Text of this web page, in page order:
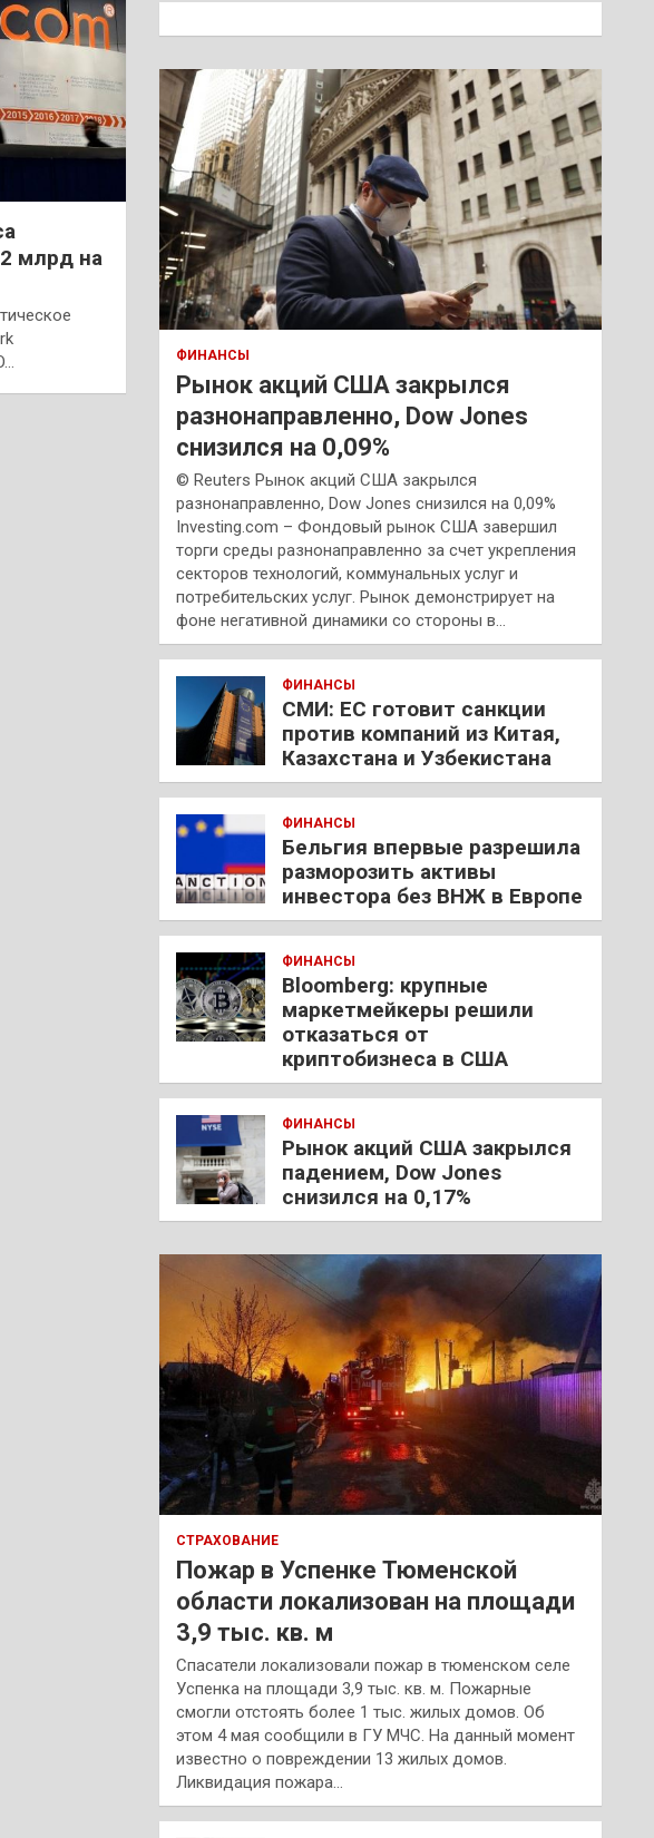
млрд на
к
ФИНАНСЫ
Рынок акций США закрылся
разнонаправленно, Dow Jones
снизился на 0,09%
© Reuters Рынок акций США закрылся
разнонаправленно, Dow Jones снизился на 0,09%
Investing.com – Фондовый рынок США завершил
торги среды разнонаправленно за счет укрепления
секторов технологий, коммунальных услуг и
потребительских услуг. Рынок демонстрирует на
фоне негативной динамики со стороны в…
ФИНАНСЫ
СМИ: ЕС готовит санкции
против компаний из Китая,
Казахстана и Узбекистана
ФИНАНСЫ
Бельгия впервые разрешила
разморозить активы
инвестора без ВНЖ в Европе
ФИНАНСЫ
Bloomberg: крупные
маркетмейкеры решили
отказаться от
криптобизнеса в США
ФИНАНСЫ
Рынок акций США закрылся
падением, Dow Jones
снизился на 0,17%
СТРАХОВАНИЕ
Пожар в Успенке Тюменской
области локализован на площади
3,9 тыс. кв. м
Спасатели локализовали пожар в тюменском селе
Успенка на площади 3,9 тыс. кв. м. Пожарные
смогли отстоять более 1 тыс. жилых домов. Об
этом 4 мая сообщили в ГУ МЧС. На данный момент
известно о повреждении 13 жилых домов.
Ликвидация пожара…